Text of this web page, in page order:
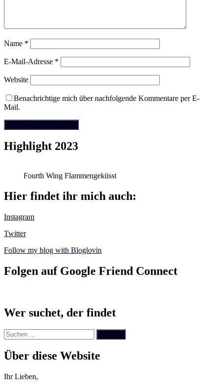
Name *
E-Mail-Adresse *
Website
Benachrichtige mich über nachfolgende Kommentare per E-
Mail.
Highlight 2023
Fourth Wing Flammengeküsst
Hier findet ihr mich auch:
Instagram
Twitter
Follow my blog with Bloglovin
Folgen auf Google Friend Connect
Wer suchet, der findet
Suchen
nach:
Über diese Website
Ihr Lieben,